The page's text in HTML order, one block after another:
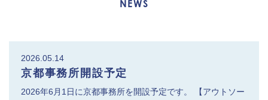
NEWS
2026.05.14
京都事務所開設予定
2026年6月1日に京都事務所を開設予定です。 【アウトソー